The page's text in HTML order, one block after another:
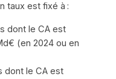
taux est fixé à :
dont le CA est
(en 2024 ou en
dont le CA est